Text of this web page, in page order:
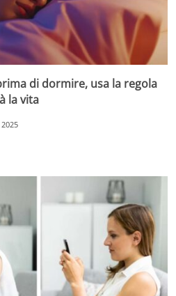
di dormire, usa la regola
la vita